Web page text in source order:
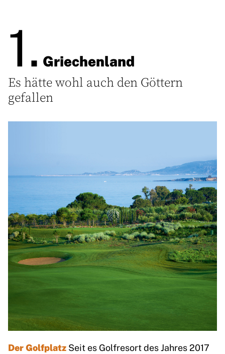
1. Griechenland
Es hätte wohl auch den Göttern
gefallen
Der Golfplatz Seit es Golfresort des Jahres 2017